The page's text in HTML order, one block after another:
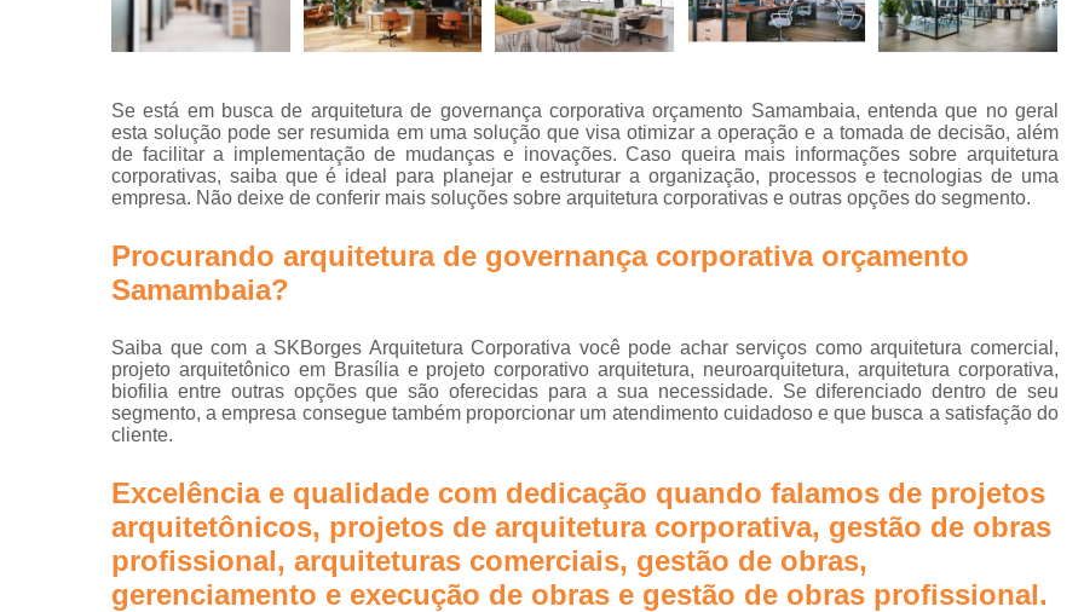
Projeto de
escritório
escritórios
Projeto turn
key
Projetos de
escritórios
Projetos turn
key
Arquitetura
Arquitetura Corporativa Estilo
Arquitetura Corporativa em Brasília
Arquitetura Corporativo
Escritório de Arquitetura
Biofilia na Arquitetura Corporativa
Design Biofílico
Design Biofílico
Design Biofílico em Goiânia
Arquitetura
Arquitetura de Salas
Escritório Arquitetura
Se está em busca de arquitetura de governança corporativa orçamento Samambaia, entenda que no geral
esta solução pode ser resumida em uma solução que visa otimizar a operação e a tomada de decisão, além
de facilitar a implementação de mudanças e inovações. Caso queira mais informações sobre arquitetura
corporativas, saiba que é ideal para planejar e estruturar a organização, processos e tecnologias de uma
empresa. Não deixe de conferir mais soluções sobre arquitetura corporativas e outras opções do segmento.
Procurando arquitetura de governança corporativa orçamento
Samambaia?
Saiba que com a SKBorges Arquitetura Corporativa você pode achar serviços como arquitetura comercial,
projeto arquitetônico em Brasília e projeto corporativo arquitetura, neuroarquitetura, arquitetura corporativa,
biofilia entre outras opções que são oferecidas para a sua necessidade. Se diferenciado dentro de seu
segmento, a empresa consegue também proporcionar um atendimento cuidadoso e que busca a satisfação do
cliente.
Excelência e qualidade com dedicação quando falamos de projetos
arquitetônicos, projetos de arquitetura corporativa, gestão de obras
profissional, arquiteturas comerciais, gestão de obras,
gerenciamento e execução de obras e gestão de obras profissional.